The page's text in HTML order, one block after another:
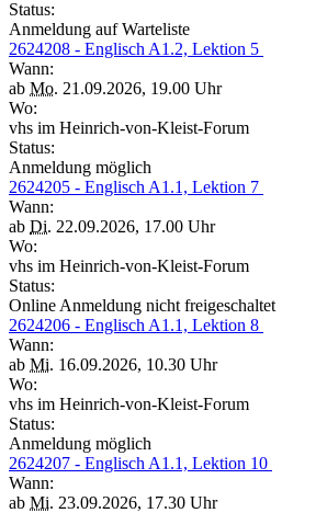
Status:
Anmeldung auf Warteliste
2624208 - Englisch A1.2, Lektion 5
Wann:
ab Mo. 21.09.2026, 19.00 Uhr
Wo:
vhs im Heinrich-von-Kleist-Forum
Status:
Anmeldung möglich
2624205 - Englisch A1.1, Lektion 7
Wann:
ab Di. 22.09.2026, 17.00 Uhr
Wo:
vhs im Heinrich-von-Kleist-Forum
Status:
Online Anmeldung nicht freigeschaltet
2624206 - Englisch A1.1, Lektion 8
Wann:
ab Mi. 16.09.2026, 10.30 Uhr
Wo:
vhs im Heinrich-von-Kleist-Forum
Status:
Anmeldung möglich
2624207 - Englisch A1.1, Lektion 10
Wann:
ab Mi. 23.09.2026, 17.30 Uhr